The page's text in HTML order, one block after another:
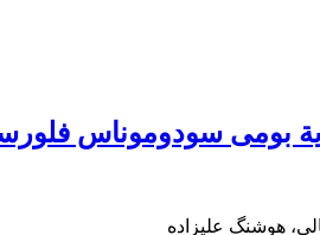
بومی سودوموناس
هوشنگ علیزاده